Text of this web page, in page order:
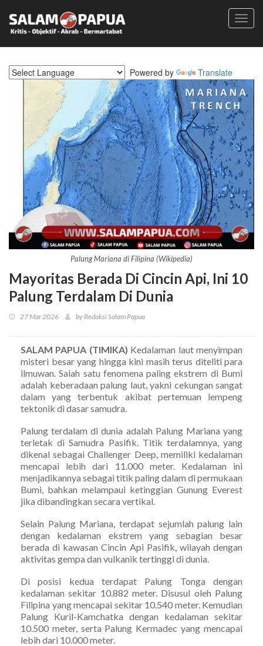
Powered by Translate
Palung Mariana di Filipina (Wikipedia)
Mayoritas Berada Di Cincin Api, Ini 10
Palung Terdalam Di Dunia
27 Mar 2026 by Redaksi Salam Papua
SALAM PAPUA (TIMIKA) Kedalaman laut menyimpan
misteri besar yang hingga kini masih terus diteliti para
ilmuwan. Salah satu fenomena paling ekstrem di Bumi
adalah keberadaan palung laut, yakni cekungan sangat
dalam yang terbentuk akibat pertemuan lempeng
tektonik di dasar samudra.
Palung terdalam di dunia adalah Palung Mariana yang
terletak di Samudra Pasifik. Titik terdalamnya, yang
dikenal sebagai Challenger Deep, memiliki kedalaman
mencapai lebih dari 11.000 meter. Kedalaman ini
menjadikannya sebagai titik paling dalam di permukaan
Bumi, bahkan melampaui ketinggian Gunung Everest
jika dibandingkan secara vertikal.
Selain Palung Mariana, terdapat sejumlah palung lain
dengan kedalaman ekstrem yang sebagian besar
berada di kawasan Cincin Api Pasifik, wilayah dengan
aktivitas gempa dan vulkanik tertinggi di dunia.
Di posisi kedua terdapat Palung Tonga dengan
kedalaman sekitar 10.882 meter. Disusul oleh Palung
Filipina yang mencapai sekitar 10.540 meter. Kemudian
Palung Kuril-Kamchatka dengan kedalaman sekitar
10.500 meter, serta Palung Kermadec yang mencapai
lebih dari 10.000 meter.